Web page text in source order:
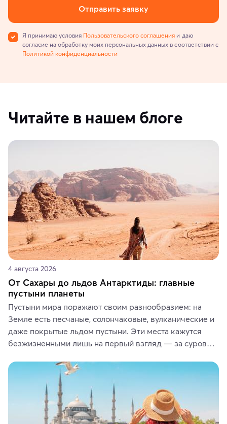
Отправить заявку
Я принимаю условия Пользовательского соглашения и даю
согласие на обработку моих персональных данных в соответствии с
Политикой конфиденциальности
Читайте в нашем блоге
4 августа 2026
От Сахары до льдов Антарктиды: главные
пустыни планеты
Пустыни мира поражают своим разнообразием: на
Земле есть песчаные, солончаковые, вулканические и
даже покрытые льдом пустыни. Эти места кажутся
безжизненными лишь на первый взгляд — за суровой
животные и маршруты, которые дарят одни из самых
ярких впечатлений от путешествий.